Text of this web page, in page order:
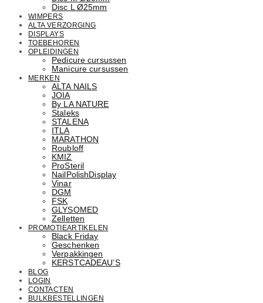
Disc L Ø25mm
WIMPERS
ALTA VERZORGING
DISPLAYS
TOEBEHOREN
OPLEIDINGEN
Pedicure cursussen
Manicure cursussen
MERKEN
ALTA NAILS
JOIA
By LA NATURE
Staleks
STALENA
ITLA
MARATHON
Roubloff
KMIZ
ProSteril
NailPolishDisplay
Vinar
DGM
FSK
GLYSOMED
Zelletten
PROMOTIEARTIKELEN
Black Friday
Geschenken
Verpakkingen
KERSTCADEAU’S
BLOG
LOGIN
CONTACTEN
BULKBESTELLINGEN